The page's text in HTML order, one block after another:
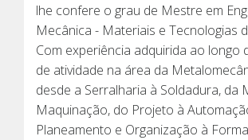
lhe confere o grau de Mestre em
Mecânica - Materiais e Tecnologias
Com experiência adquirida ao longo
de atividade na área da
desde a Serralharia à Soldadura, da
Maquinação, do Projeto à
Planeamento e Organização à